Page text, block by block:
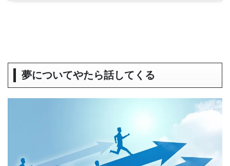
夢についてやたら話してくる